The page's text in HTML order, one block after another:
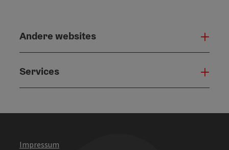
Andere websites
Services
Impressum